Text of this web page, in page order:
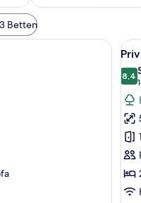
Betten
Hotelzimmer mit einem
für
7
8,4